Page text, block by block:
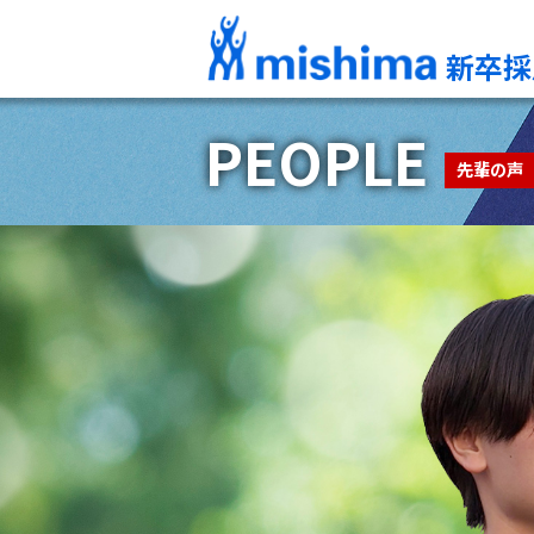
新卒
PEOPLE 先輩の声